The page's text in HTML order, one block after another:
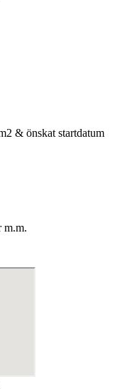
& önskat startdatum
m.m.